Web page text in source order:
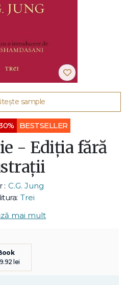
sample
BESTSELLER
- Ediția fără
: C.G. Jung
Trei
mai mult
lei